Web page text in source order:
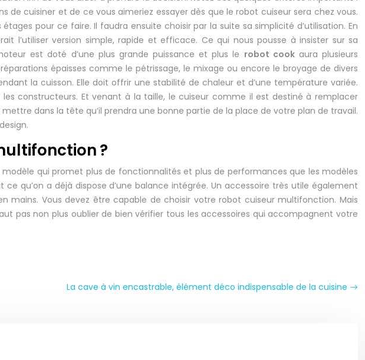
de cuisiner et de ce vous aimeriez essayer dès que le robot cuiseur sera chez vous.
pour ce faire. Il faudra ensuite choisir par la suite sa simplicité d’utilisation. En
l’utiliser version simple, rapide et efficace. Ce qui nous pousse à insister sur sa
est doté d’une plus grande puissance et plus le robot cookaura plusieurs
épaisses comme le pétrissage, le mixage ou encore le broyage de divers
la cuisson. Elle doit offrir une stabilité de chaleur et d’une température variée.
constructeurs. Et venant à la taille, le cuiseur comme il est destiné à remplacer
dans la tête qu’il prendra une bonne partie de la place de votre plan de travail.
?
modèle qui promet plus de fonctionnalités et plus de performances que les modèles
qu’on a déjà dispose d’une balance intégrée. Un accessoire très utile également
mains. Vous devez être capable de choisir votre robot cuiseur multifonction. Mais
pas non plus oublier de bien vérifier tous les accessoires qui accompagnent votre
La cave à vin encastrable, élément déco indispensable de la cuisine